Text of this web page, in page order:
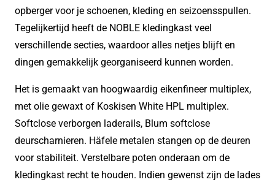
opberger voor je schoenen, kleding en seizoensspullen.
Tegelijkertijd heeft de NOBLE kledingkast veel
verschillende secties, waardoor alles netjes blijft en
dingen gemakkelijk georganiseerd kunnen worden.
Het is gemaakt van hoogwaardig eikenfineer multiplex,
met olie gewaxt of Koskisen White HPL multiplex.
Softclose verborgen laderails, Blum softclose
deurscharnieren. Häfele metalen stangen op de deuren
voor stabiliteit. Verstelbare poten onderaan om de
kledingkast recht te houden. Indien gewenst zijn de lades